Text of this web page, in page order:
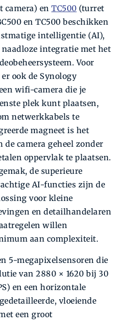
camera) en TC500 (turret
en TC500 beschikken
intelligentie (AI),
integratie met het
Voor
ook de Synology
wifi-camera die je
plek kunt plaatsen,
netwerkkabels te
magneet is het
camera geheel zonder
oppervlak te plaatsen.
de superieure
AI-functies zijn de
voor kleine
en detailhandelaren
willen
aan complexiteit.
5-megapixelsensoren die
van 2880 × 1620 bij 30
en een horizontale
vloeiende
een groot